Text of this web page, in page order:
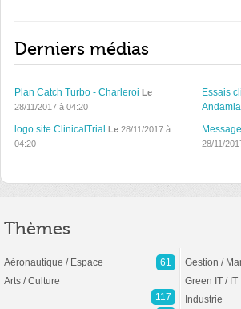
Derniers médias
Plan Catch Turbo - Charleroi Le
28/11/2017 à 04:20
Essais
logo site ClinicalTrial Le 28/11/2017 à
04:20
28/11/
Thèmes
Aéronautique / Espace
61
Arts / Culture
117
Gestion /
Green IT / IT
Industrie